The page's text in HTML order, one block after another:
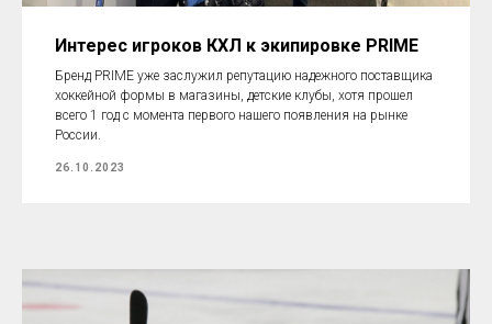
Интерес игроков КХЛ к экипировке PRIME
Бренд PRIME уже заслужил репутацию надежного поставщика
хоккейной формы в магазины, детские клубы, хотя прошел
всего 1 год с момента первого нашего появления на рынке
России.
26.10.2023